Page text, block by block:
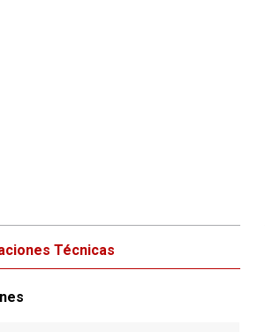
Técnicas